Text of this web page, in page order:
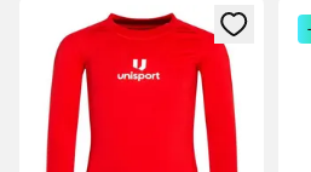
Megnyit egy modált a